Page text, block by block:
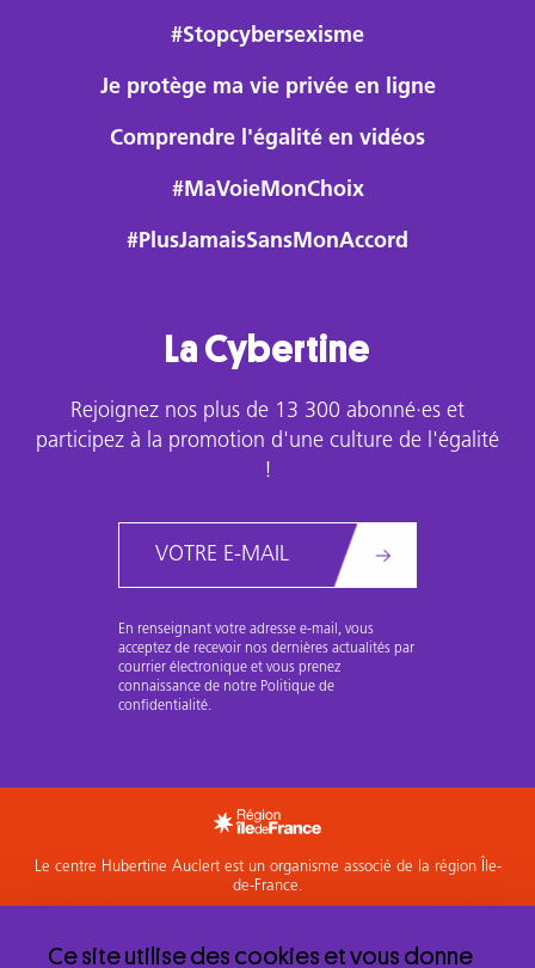
#Stopcybersexisme
Je protège ma vie privée en ligne
Comprendre l'égalité en vidéos
#MaVoieMonChoix
#PlusJamaisSansMonAccord
La Cybertine
Rejoignez nos plus de 13 300 abonné·es et
participez à la promotion d'une culture de l'égalité
!
En renseignant votre adresse e-mail, vous
acceptez de recevoir nos dernières actualités par
courrier électronique et vous prenez
connaissance de notre Politique de
confidentialité.
Le centre Hubertine Auclert est un organisme associé de la région Île-
de-France.
Ce site utilise des cookies et vous donne